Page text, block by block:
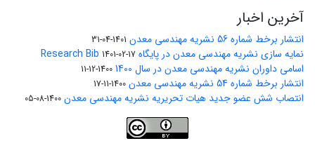
آخرین اخبار
انتشار برخط شماره 56 نشریه مهندسی معدن 1401-04-31
نمایه سازی نشریه مهندسی معدن در پایگاه Research Bib 1401-02-17
اسامی داوران نشریه مهندسی معدن در سال 1400 1400-12-11
انتشار برخط شماره 54 نشریه مهندسی معدن 1400-11-17
انتصاب شش عضو جدید هیات تحریریه نشریه مهندسی معدن 1400-08-05